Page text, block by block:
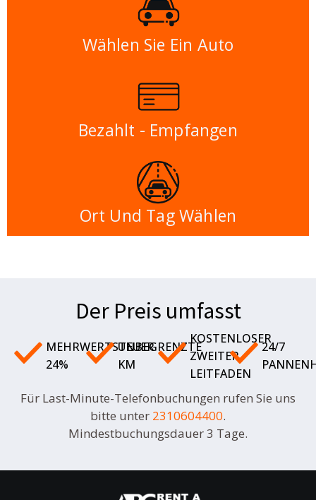
Wählen Sie Ein Auto
Bezahlt - Empfangen
Ort Und Tag Wählen
Der Preis umfasst
MEHRWERTSTEUER
24%
UNBEGRENZTE
KM
KOSTENLOSER
ZWEITER
LEITFADEN
24/7
Für Last-Minute-Telefonbuchungen rufen Sie uns
bitte unter 2310604400.
Mindestbuchungsdauer 3 Tage.